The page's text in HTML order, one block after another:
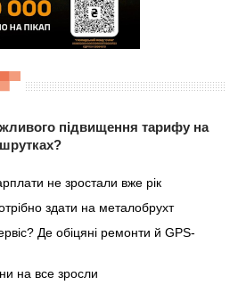
підвищення тарифу на
не зростали вже рік
здати на металобрухт
Де обіцяні ремонти й GPS-
на все зросли